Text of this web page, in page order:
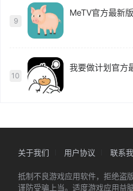
9
MeTV官方最新版
10
我要做计划官方
关于我们 用户协议 联系
抵制不良游戏应用软件，拒绝盗
谨防受骗上当。适度游戏应用益